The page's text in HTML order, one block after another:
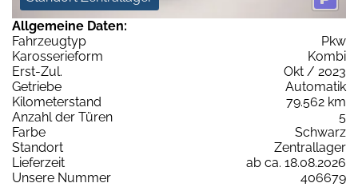
Allgemeine Daten:
Fahrzeugtyp
Pkw
Karosserieform
Kombi
Erst-Zul.
Okt / 2023
Getriebe
Automatik
Kilometerstand
79.562 km
Anzahl der Türen
5
Farbe
Schwarz
Standort
Zentrallager
Lieferzeit
ab ca. 18.08.2026
Unsere Nummer
406679